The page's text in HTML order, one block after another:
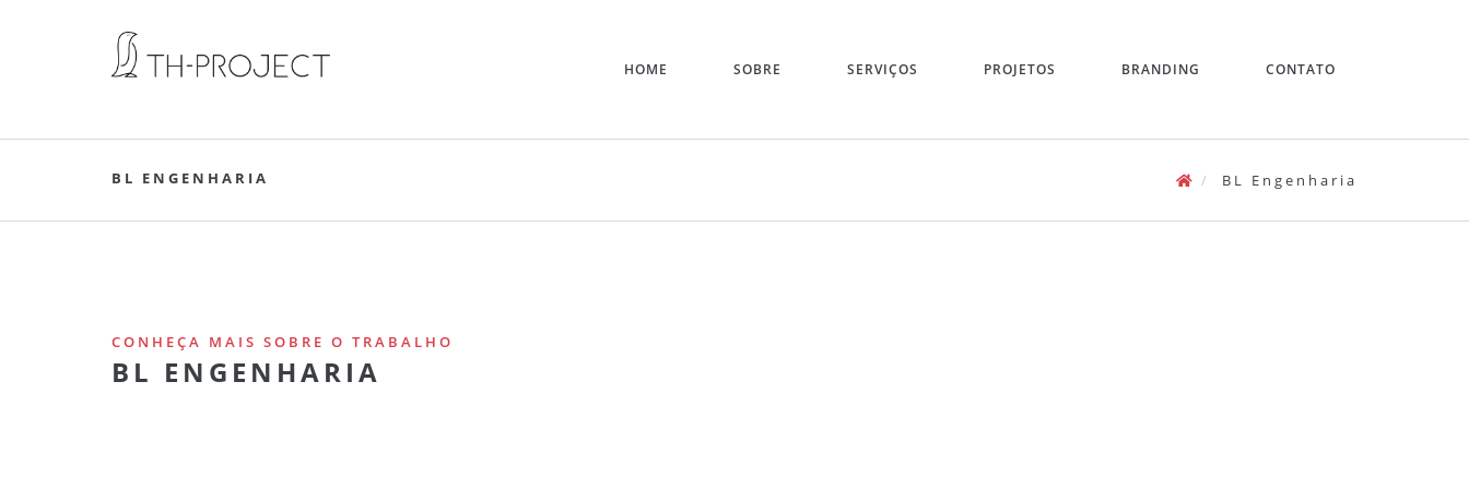
HOME SOBRE SERVIÇOS PROJETOS BRANDING CONTATO
BL ENGENHARIA BL Engenharia
CONHEÇA MAIS SOBRE O TRABALHO
BL ENGENHARIA